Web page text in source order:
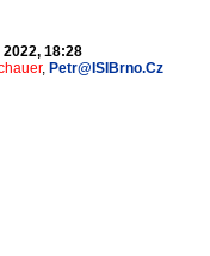
2022, 18:28
, Petr@ISIBrno.Cz